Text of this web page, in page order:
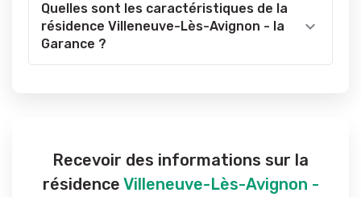
Quelles sont les caractéristiques de la
résidence Villeneuve-Lès-Avignon - la
Garance ?
Recevoir des informations sur la
résidence Villeneuve-Lès-Avignon -